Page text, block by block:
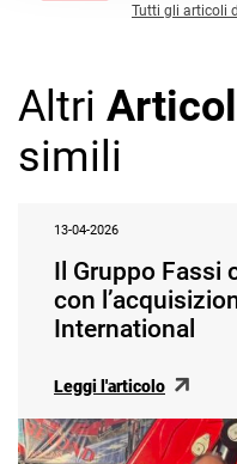
Tutti gli articoli
Altri
simili
13-04-2026
Il Gruppo Fassi
con
International
Leggi l'articolo